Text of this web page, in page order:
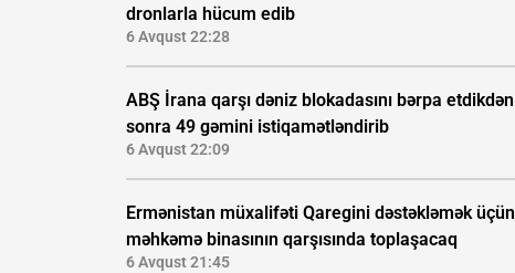
dronlarla hücum edib
6 Avqust 22:28
ABŞ İrana qarşı dəniz blokadasını bərpa etdikdən
sonra 49 gəmini istiqamətləndirib
6 Avqust 22:09
Ermənistan müxalifəti Qaregini dəstəkləmək üçün
məhkəmə binasının qarşısında toplaşacaq
6 Avqust 21:45